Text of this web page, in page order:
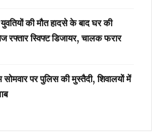
की मौत हादसे के बाद घर की
रफ्तार स्विफ्ट डिजायर, चालक फरार
पर पुलिस की मुस्तैदी, शिवालयों में